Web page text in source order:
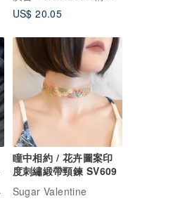
US$ 20.05
瞳中相約 / 花卉圖案印
度刺繡緞帶頸鍊 SV609
Sugar Valentine